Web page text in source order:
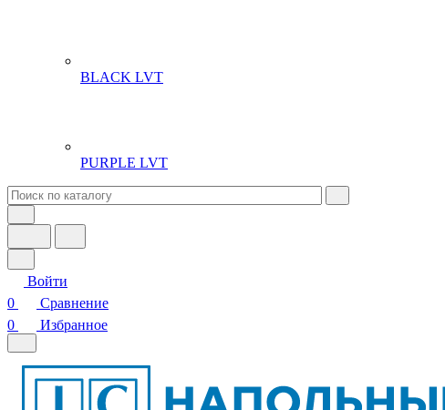
BLACK LVT
PURPLE LVT
Войти
0
Сравнение
0
Избранное